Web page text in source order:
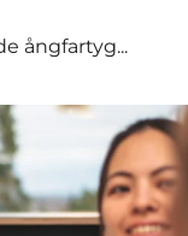
ångfartyg...